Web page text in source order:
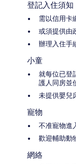
登記入住須知
需以信用卡
或須提供由
辦理入住手
小童
就每位已登
護人同房並
未提供嬰兒
寵物
不准寵物進
歡迎輔助動
網絡